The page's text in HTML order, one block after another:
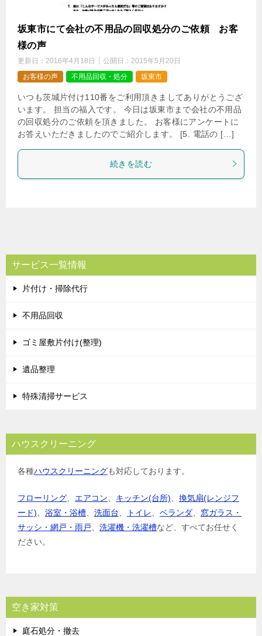
坂東市にて会社の不用品の回収処分のご依頼 お客
様の声
更新日： 2016年4月18日 公開日： 2015年5月20日
お客様の声
不用品回収・処分 坂東市
いつも茨城片付け110番をご利用頂きましてありがとうござ
います。 担当の福入です。 今日は坂東市まで会社の不用品
の回収処分のご依頼を頂きました。 お客様にアンケートに
お答えいただきましたのでご紹介します。 [5. 電話の […]
続きを読む
サービス一覧情報
片付け・掃除代行
不用品回収
ゴミ屋敷片付け(整理)
遺品整理
特殊清掃サービス
ハウスクリーニング
各種ハウスクリーニングも対応しております。
フローリング エアコン キッチン(台所)
換気扇(レンジフ
ード)
浴室・浴槽 洗面台 トイレ ベランダ
窓ガラス・
サッシ・網戸・雨戸
洗濯機・洗濯槽など、すべてお任せく
ださい。
空き家対策
庭石処分・撤去